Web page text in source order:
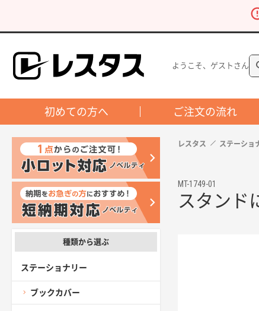
ようこそ、ゲストさん
初めての方へ ご注文の流れ
種類から選ぶ
ステーショナリー
ブックカバー
レスタス ステーショ
MT-1749-01
スタンド